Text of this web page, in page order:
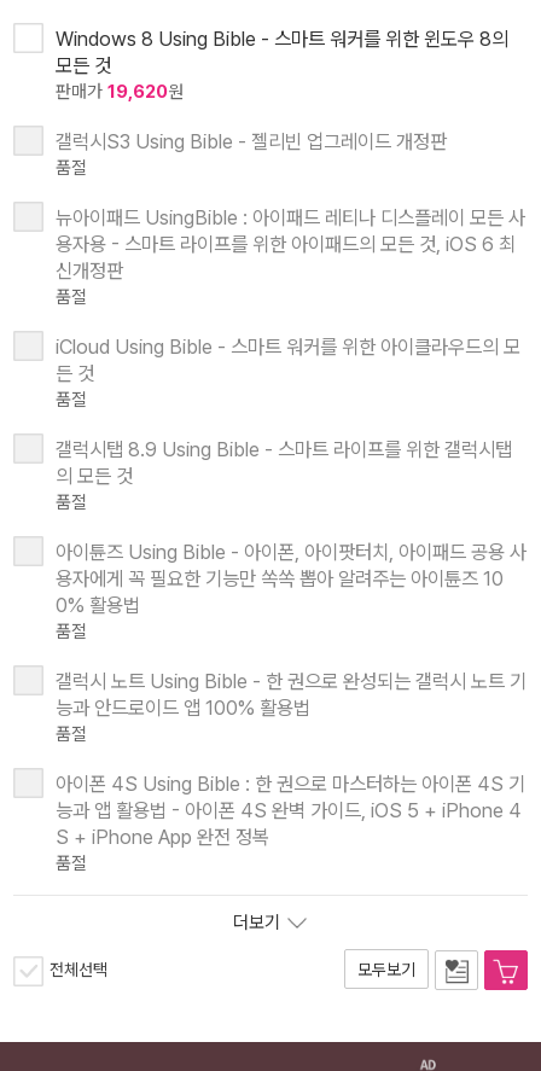
Windows 8 Using Bible - 스마트 워커를 위한 윈도우 8의
모든 것
판매가 19,620원
갤럭시S3 Using Bible - 젤리빈 업그레이드 개정판
품절
뉴아이패드 UsingBible : 아이패드 레티나 디스플레이 모든 사
용자용 - 스마트 라이프를 위한 아이패드의 모든 것, iOS 6 최
신개정판
품절
iCloud Using Bible - 스마트 워커를 위한 아이클라우드의 모
든 것
품절
갤럭시탭 8.9 Using Bible - 스마트 라이프를 위한 갤럭시탭
의 모든 것
품절
아이튠즈 Using Bible - 아이폰, 아이팟터치, 아이패드 공용 사
용자에게 꼭 필요한 기능만 쏙쏙 뽑아 알려주는 아이튠즈 10
0% 활용법
품절
갤럭시 노트 Using Bible - 한 권으로 완성되는 갤럭시 노트 기
능과 안드로이드 앱 100% 활용법
품절
아이폰 4S Using Bible : 한 권으로 마스터하는 아이폰 4S 기
능과 앱 활용법 - 아이폰 4S 완벽 가이드, iOS 5 + iPhone 4
S + iPhone App 완전 정복
품절
더보기
전체선택 모두보기